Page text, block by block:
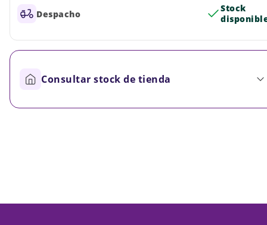
Despacho
Stock
Consultar stock de tienda